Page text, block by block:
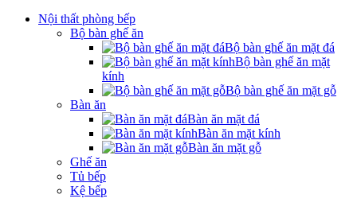
Nội thất phòng bếp
Bộ bàn ghế ăn
Bộ bàn ghế ăn mặt đá
Bộ bàn ghế ăn mặt
kính
Bộ bàn ghế ăn mặt gỗ
Bàn ăn
Bàn ăn mặt đá
Bàn ăn mặt kính
Bàn ăn mặt gỗ
Ghế ăn
Tủ bếp
Kệ bếp